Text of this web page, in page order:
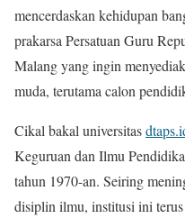
mencerdaskan kehidupan
prakarsa Persatuan Guru
Malang yang ingin
muda, terutama calon
Cikal bakal universitas
Keguruan dan Ilmu
tahun 1970-an. Seiring
disiplin ilmu, institusi ini